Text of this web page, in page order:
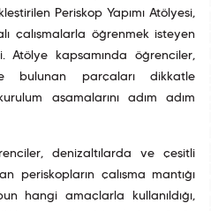
Periskop Yapımı Atölyesi,
çalışmalarla öğrenmek isteyen
kapsamında öğrenciler,
bulunan parçaları dikkatle
aşamalarını adım adım
denizaltılarda ve çeşitli
periskopların çalışma mantığı
hangi amaçlarla kullanıldığı,